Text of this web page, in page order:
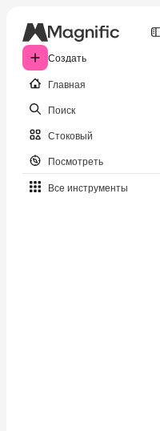
Создать
Главная
Поиск
Стоковый
Посмотреть
Все инструменты